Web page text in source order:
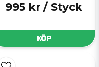
995 kr / Styck
KÖP